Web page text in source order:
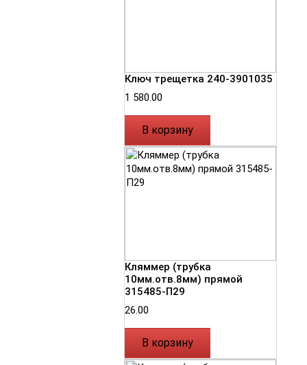
Ключ трещетка 240-3901035
1 580.00
В корзину
Кляммер (трубка
10мм.отв.8мм) прямой
315485-П29
26.00
В корзину